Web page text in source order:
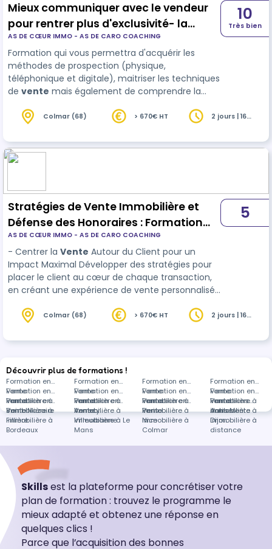
Mieux communiquer avec le vendeur
pour rentrer plus d'exclusivité- la
vente du prix et création du book
agence- réponse aux objections -
Défense des honoraires
AS DE CŒUR IMMO - AS DE CARO COACHING
Formation qui vous permettra d'acquérir les
méthodes de prospection (physique,
téléphonique et digitale), maitriser les techniques
de vente mais également de comprendre la
honoraires Mise en place d'argumentaires
minimiser tout manque de confiance du
conseiller.
10
Très bien
Colmar (68) > 670€ HT
2 jours | 16
Stratégies de Vente Immobilière et
Défense des Honoraires : Formation
Avancée pour Agents Immobiliers
AS DE CŒUR IMMO - AS DE CARO COACHING
- Centrer la Vente Autour du Client pour un
Impact Maximal Développer des stratégies pour
placer le client au cœur de chaque transaction,
en créant une expérience de vente personnalisée
Service Client - S'appropr…
5
Colmar (68) > 670€ HT
2 jours | 16
Découvrir plus de formations !
Formation en
Vente
immobilière à
Saint-Nazaire
Formation en
Vente
immobilière à
Annecy
Formation en
Vente
immobilière à
Paris
Formation en
Vente
immobilière à
Antibes
Formation en
Vente
immobilière à
Fillière
Formation en
Vente
immobilière à
Villeurbanne
Formation en
Vente
immobilière à
Nice
Formation en
Vente
immobilière à
Dijon
Formation en
Vente
immobilière à
Bordeaux
Formation en
Vente
immobilière à Le
Mans
Formation en
Vente
immobilière à
Colmar
Formations
dans Vente
immobilière à
distance
Skillsest la plateforme pour concrétiser votre
plan de formation : trouvez le programme le
mieux adapté et obtenez une réponse en
quelques clics !
Parce que l’acquisition des bonnes